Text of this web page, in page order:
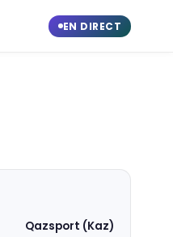
EN DIRECT
Qazsport (Kaz)